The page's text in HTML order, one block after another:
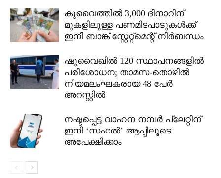
കുവൈത്തിൽ 3,000 ദിനാറിന്
മുകളിലുള്ള പണമിടപാടുകൾക്ക്
ഇനി ബാങ്ക് സ്റ്റേറ്റ്മെന്റ് നിർബന്ധം
ഷുവൈഖിൽ 120 സ്ഥാപനങ്ങളിൽ
പരിശോധന; താമസ-തൊഴിൽ
നിയമലംഘകരായ 48 പേർ
അറസ്റ്റിൽ
നഷ്ടപ്പെട്ട വാഹന നമ്പർ പ്ലേറ്റിന്
ഇനി ‘സഹൽ’ ആപ്പിലൂടെ
അപേക്ഷിക്കാം